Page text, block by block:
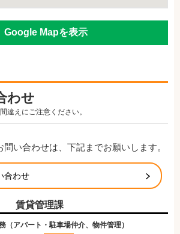
Google Mapを表示
わせ
違えにご注意ください。
い合わせは、下記までお願いします。
合わせ
賃貸管理課
（アパート・駐車場仲介、物件管理）